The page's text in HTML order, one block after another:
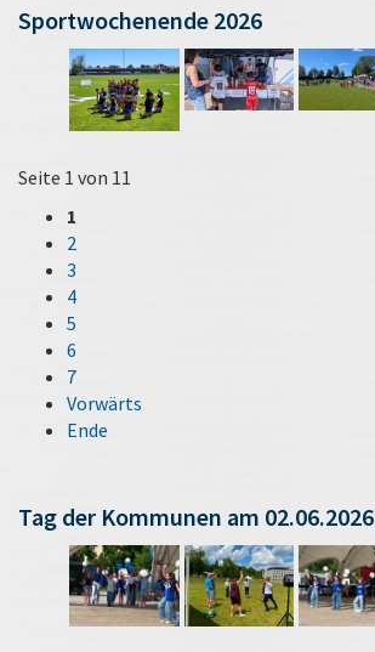
Sportwochenende 2026
Seite 1 von 11
1
2
3
4
5
6
7
Vorwärts
Ende
Tag der Kommunen am 02.06.2026